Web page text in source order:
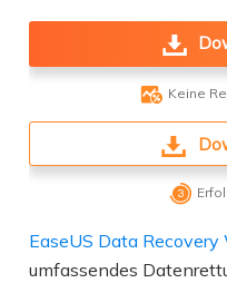
 Keine

EaseUS Data Recovery
umfassendes